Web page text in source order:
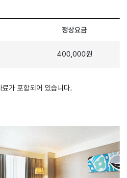
정상요금
400,000원
가 포함되어 있습니다.